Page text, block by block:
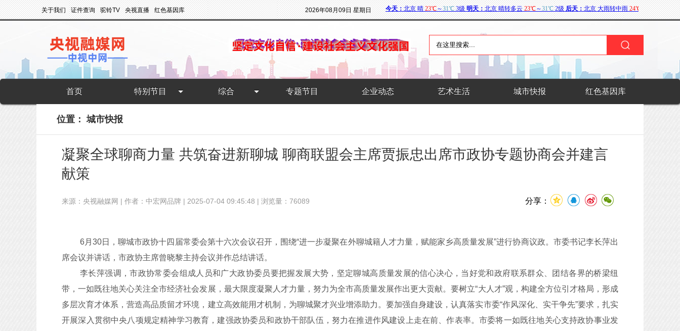
关于我们 证件查询 驼铃TV 央视直播 红色基因库 2026年08月09日 星期日
首页 特别节目 综合 专题节目 企业动态 艺术生活 城市快报 红色基因库
位置： 城市快报
凝聚全球聊商力量 共筑奋进新聊城 聊商联盟会主席贾振忠出席市政协专题协商会并建言
献策
来源：央视融媒网 | 作者：中宏网品牌 | 2025-07-04 09:45:48 | 浏览量：76089 分享：
6月30日，聊城市政协十四届常委会第十六次会议召开，围绕“进一步凝聚在外聊城籍人才力量，赋能家乡高质量发展”进行协商议政。市委书记李长萍出
席会议并讲话，市政协主席曾晓黎主持会议并作总结讲话。
李长萍强调，市政协常委会组成人员和广大政协委员要把握发展大势，坚定聊城高质量发展的信心决心，当好党和政府联系群众、团结各界的桥梁纽
带，一如既往地关心关注全市经济社会发展，最大限度凝聚人才力量，努力为全市高质量发展作出更大贡献。要树立“大人才”观，构建全方位引才格局，形成
多层次育才体系，营造高品质留才环境，建立高效能用才机制，为聊城聚才兴业增添助力。要加强自身建设，认真落实市委“作风深化、实干争先”要求，扎实
开展深入贯彻中央八项规定精神学习教育，建强政协委员和政协干部队伍，努力在推进作风建设上走在前、作表率。市委将一如既往地关心支持政协事业发